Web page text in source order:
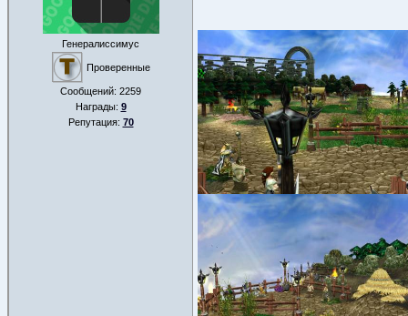
Генералиссимус
Проверенные
Сообщений: 2259
Награды: 9
Репутация: 70